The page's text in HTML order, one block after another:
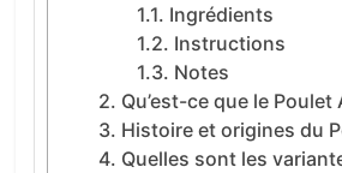
Ingrédients
Instructions
Notes
Qu’est-ce que le Poulet
Histoire et origines du
Quelles sont les